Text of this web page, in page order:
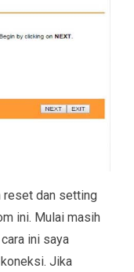
reset dan setting
ini. Mulai masih
ini saya
Jika